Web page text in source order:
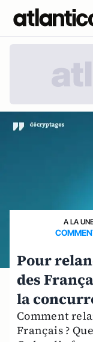
A LA
Pour
des
la
Comment
Français ?